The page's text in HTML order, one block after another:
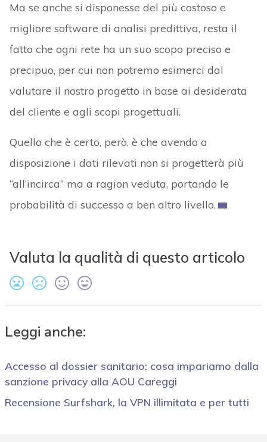
Ma se anche si disponesse del più costoso e
migliore software di analisi predittiva, resta il
fatto che ogni rete ha un suo scopo preciso e
precipuo, per cui non potremo esimerci dal
valutare il nostro progetto in base ai desiderata
del cliente e agli scopi progettuali.
Quello che è certo, però, è che avendo a
disposizione i dati rilevati non si progetterà più
“all’incirca” ma a ragion veduta, portando le
probabilità di successo a ben altro livello.
Valuta la qualità di questo articolo
Leggi anche:
Accesso al dossier sanitario: cosa impariamo dalla
sanzione privacy alla AOU Careggi
Recensione Surfshark, la VPN illimitata e per tutti